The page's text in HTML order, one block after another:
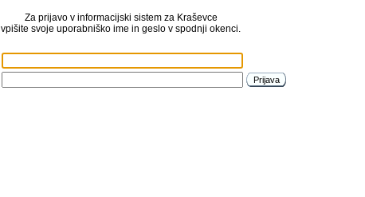
Za prijavo v informacijski sistem za Kraševce
vpišite svoje uporabniško ime in geslo v spodnji okenci.
Prijava